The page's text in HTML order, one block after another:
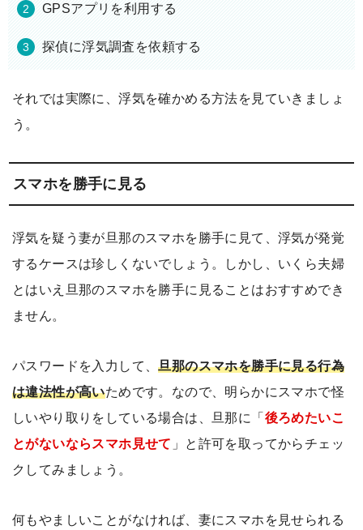
GPSアプリを利用する
探偵に浮気調査を依頼する
それでは実際に、浮気を確かめる方法を見ていきましょ
う。
スマホを勝手に見る
浮気を疑う妻が旦那のスマホを勝手に見て、浮気が発覚
するケースは珍しくないでしょう。しかし、いくら夫婦
とはいえ旦那のスマホを勝手に見ることはおすすめでき
ません。
パスワードを入力して、旦那のスマホを勝手に見る行為
は違法性が高いためです。なので、明らかにスマホで怪
しいやり取りをしている場合は、旦那に「 後ろめたいこ
とがないならスマホ見せて 」と許可を取ってからチェッ
クしてみましょう。
何もやましいことがなければ、妻にスマホを見せられる